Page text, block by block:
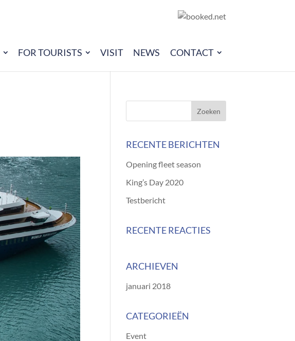
FOR TOURISTS VISIT NEWS CONTACT
RECENTE BERICHTEN
Opening fleet season
King’s Day 2020
Testbericht
RECENTE REACTIES
ARCHIEVEN
januari 2018
CATEGORIEËN
Event